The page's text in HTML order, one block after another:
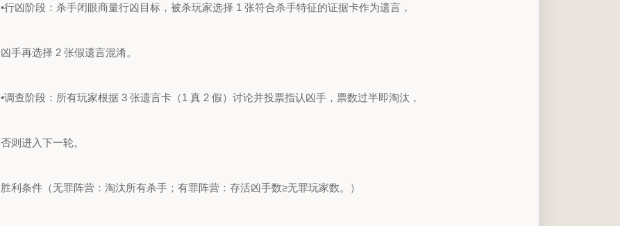
•行凶阶段：杀手闭眼商量行凶目标，被杀玩家选择 1 张符合杀手特征的证据卡作为遗言，
凶手再选择 2 张假遗言混淆。
•调查阶段：所有玩家根据 3 张遗言卡（1 真 2 假）讨论并投票指认凶手，票数过半即淘汰，
否则进入下一轮。
胜利条件（无罪阵营：淘汰所有杀手；有罪阵营：存活凶手数≥无罪玩家数。）